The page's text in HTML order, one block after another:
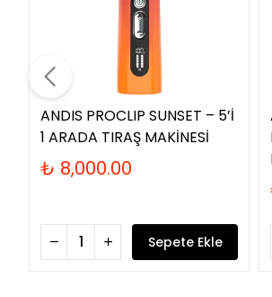
ANDIS PROCLIP SUNSET – 5’İ
1 ARADA TIRAŞ MAKİNESİ
₺ 8,000.00
Sepete Ekle